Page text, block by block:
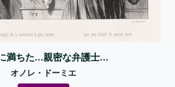
満ちた...親密な弁護士...
オノレ・ドーミエ